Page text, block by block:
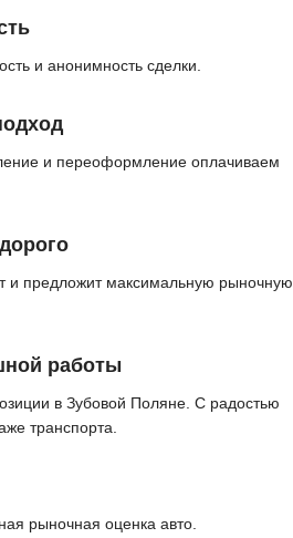
и анонимность сделки.
и переоформление оплачиваем
и предложит максимальную рыночную
работы
в Зубовой Поляне. С радостью
транспорта.
рыночная оценка авто.